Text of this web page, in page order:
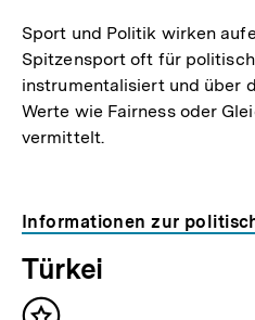
Sport und Politik wirken
Spitzensport oft für
instrumentalisiert und über
Werte wie Fairness oder
vermittelt.
Informationen zur
Türkei